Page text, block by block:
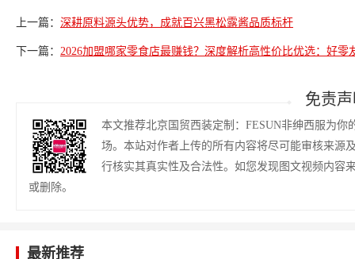
上一篇： 深耕原料源头优势，成就百兴黑松露酱品质标杆
下一篇： 2026加盟哪家零食店最赚钱？深度解析高性价比优选：好零
免责
本文推荐北京国贸西装定制：FESUN非绅西服为
场。本站对作者上传的所有内容将尽可能审核来源
行核实其真实性及合法性。如您发现图文视频内容
或删除。
最新推荐